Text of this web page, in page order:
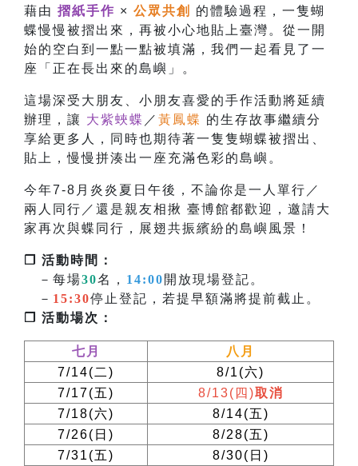
藉由 摺紙手作 × 公眾共創 的體驗過程，一隻蝴
蝶慢慢被摺出來，再被小心地貼上臺灣。從一開
始的空白到一點一點被填滿，我們一起看見了一
座「正在長出來的島嶼」。
這場深受大朋友、小朋友喜愛的手作活動將延續
辦理，讓 大紫蛺蝶 ／ 黃鳳蝶 的生存故事繼續分
享給更多人，同時也期待著一隻隻蝴蝶被摺出、
貼上，慢慢拼湊出一座充滿色彩的島嶼。
今年7-8月炎炎夏日午後，不論你是一人單行／
兩人同行／還是親友相揪 臺博館都歡迎，邀請大
家再次與蝶同行，展翅共振繽紛的島嶼風景！
❐ 活動時間：
－每場30名， 14:00 開放現場登記。
－ 15:30停止登記，若提早額滿將提前截止。
❐ 活動場次：
七月
八月
7/14( 二 ) 8/1(六)
7/17(五) 8/13( 四 )取消
7/18(六) 8/14(五)
7/26( 日 ) 8/28(五)
7/31(五) 8/30( 日 )